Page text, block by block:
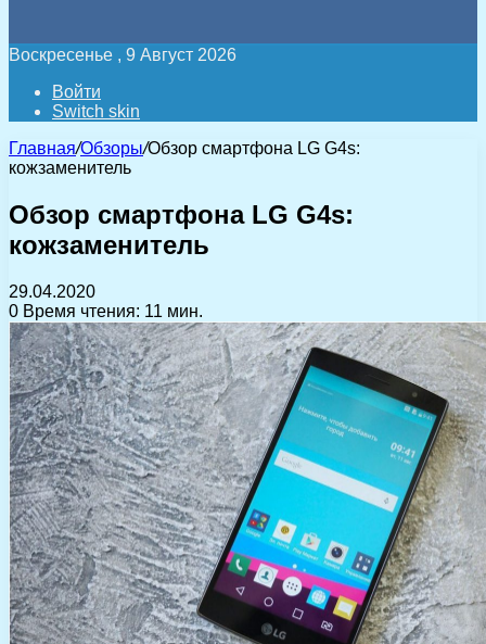
Воскресенье , 9 Август 2026
Войти
Switch skin
Главная/Обзоры/Обзор смартфона LG G4s:
кожзаменитель
Обзор смартфона LG G4s:
кожзаменитель
29.04.2020
0 Время чтения: 11 мин.